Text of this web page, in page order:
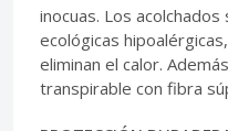
inocuas. Los
ecológicas
eliminan el calor.
transpirable con fibra